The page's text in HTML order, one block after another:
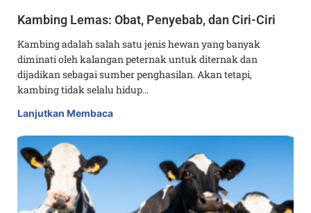
Kambing Lemas: Obat, Penyebab, dan Ciri-Ciri
Kambing adalah salah satu jenis hewan yang banyak
diminati oleh kalangan peternak untuk diternak dan
dijadikan sebagai sumber penghasilan. Akan tetapi,
kambing tidak selalu hidup…
Lanjutkan Membaca